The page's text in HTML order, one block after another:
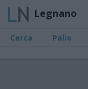
Legnano
Cerca Palio